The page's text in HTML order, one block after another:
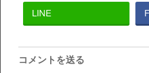
LINE
コメントを送る